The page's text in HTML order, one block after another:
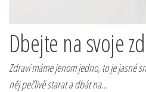
Dbejte na svoje
Zdraví máme jenom jedno, to je jasné
něj pečlivě starat a dbát na…